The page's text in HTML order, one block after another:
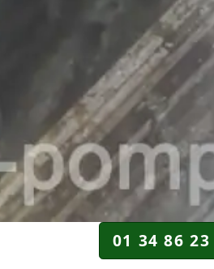
01 34 86 23